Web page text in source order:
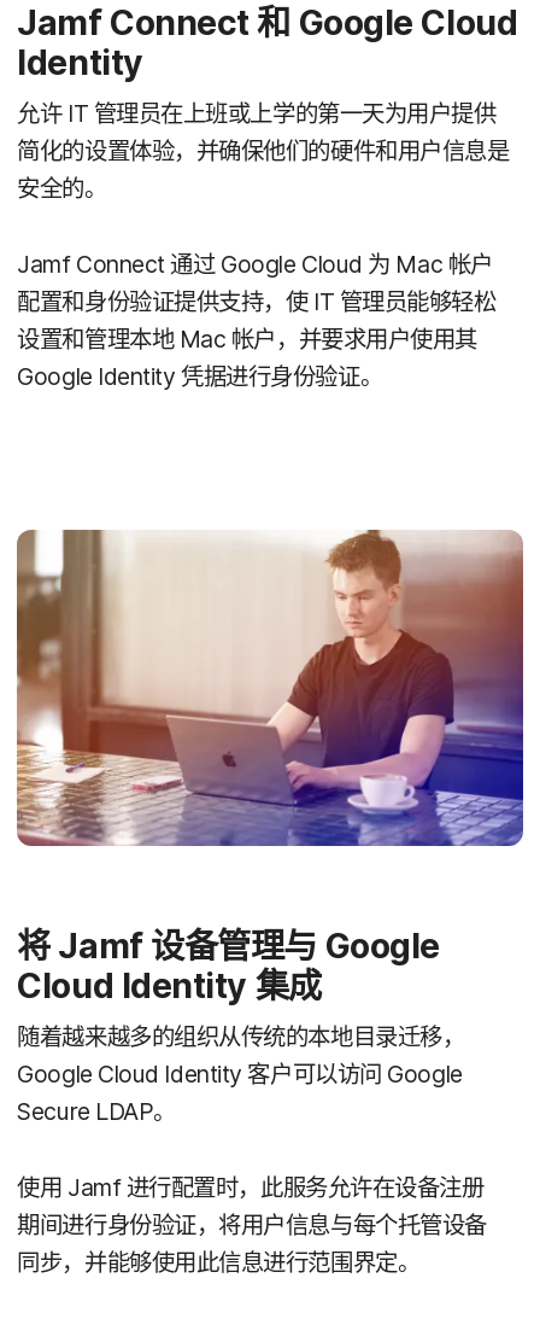
Jamf Connect和 Google Cloud
Identity
允许IT 管理员​在​上班​或​上学​的​第一​天​为​用户​提供​
简化​的​设置​体验，​并​确保​他们​的​硬件​和​用户​信息​是​
安全​的。
Jamf Connect通过Google Cloud 为 Mac 帐户​
配置​和​身份验证​提供​支持，​使IT 管理员​能够​轻松​
设置​和​管理​本​地Mac 帐户，​并​要求​用户​使用​其
Google Identity凭据​进行​身份验证。
将Jamf 设备​管理​与 Google
Cloud Identity 集成
随着​越来越​多​的​组织​从​传统​的​本地​目录​迁移，
Google Cloud Identity客户​可以​访问 Google
Secure LDAP。
使用 Jamf 进行​配置​时，​此​服务​允许​在​设备​注​册​
期间​进行​身份验证，​将​用户​信息​与​每​个​托管​设备​
同步，​并​能够​使用​此​信息​进行​范围​界定。